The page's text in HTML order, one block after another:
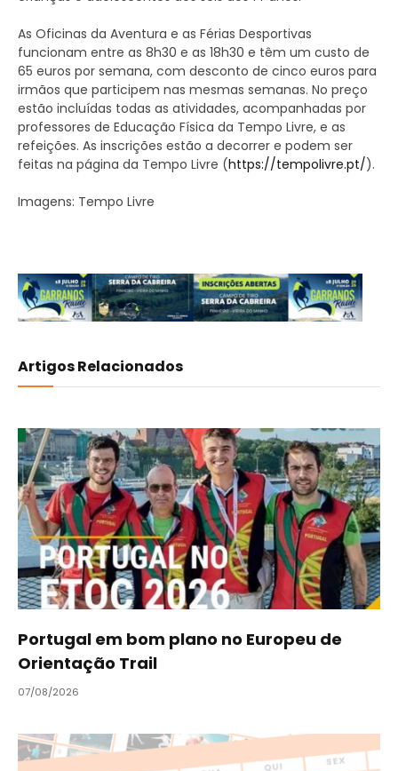
As Oficinas da Aventura e as Férias Desportivas
funcionam entre as 8h30 e as 18h30 e têm um custo de
65 euros por semana, com desconto de cinco euros para
irmãos que participem nas mesmas semanas. No preço
estão incluídas todas as atividades, acompanhadas por
professores de Educação Física da Tempo Livre, e as
refeições. As inscrições estão a decorrer e podem ser
feitas na página da Tempo Livre (https://tempolivre.pt/).
Imagens: Tempo Livre
Artigos Relacionados
Portugal em bom plano no Europeu de
Orientação Trail
07/08/2026